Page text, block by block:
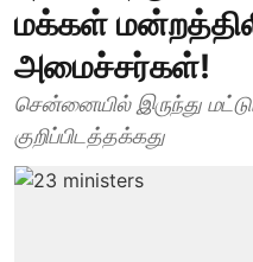
மக்கள்
அமைச்சர்கள்!
சென்னையில் இருந்து
குறிப்பிடத்தக்கது